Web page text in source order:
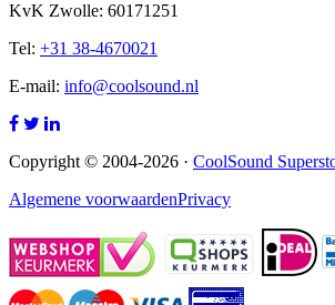
KvK Zwolle: 60171251
Tel: +31 38-4670021
E-mail: info@coolsound.nl
Copyright © 2004-2026 · CoolSound
Algemene voorwaardenPrivacy